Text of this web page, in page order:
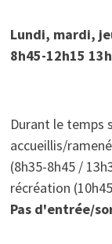
Lundi, mardi,
8h45-12h15
Durant le temps
accueillis/
(8h35-8h45 /
récréation
Pas d'entrée/